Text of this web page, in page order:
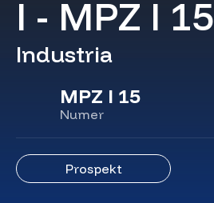
I - MPZ I 15
Industria
MPZ I 15
Numer
Prospekt